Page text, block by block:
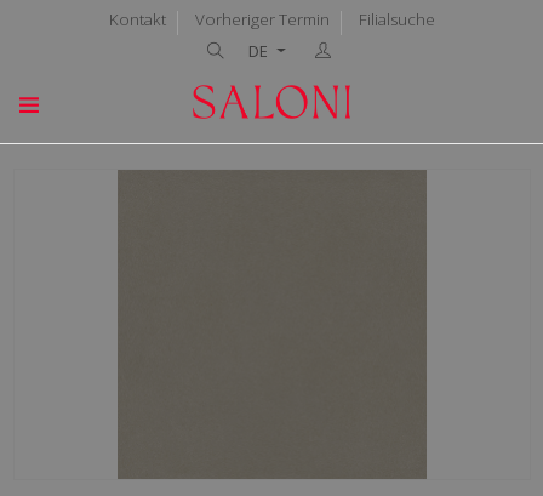
Kontakt Vorheriger Termin
Filialsuche
DE